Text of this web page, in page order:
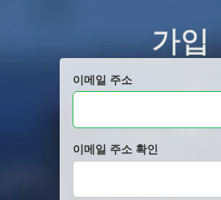
가입
이메일 주소
이메일 주소 확인